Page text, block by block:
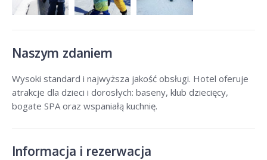
Naszym zdaniem
Wysoki standard i najwyższa jakość obsługi. Hotel oferuje
atrakcje dla dzieci i dorosłych: baseny, klub dziecięcy,
bogate SPA oraz wspaniałą kuchnię.
Informacja i rezerwacja